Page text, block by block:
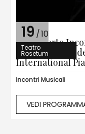
19 /10
Teatro
Rosetum
3° Concerto
Rosetum |
International
Incontri Musicali
VEDI